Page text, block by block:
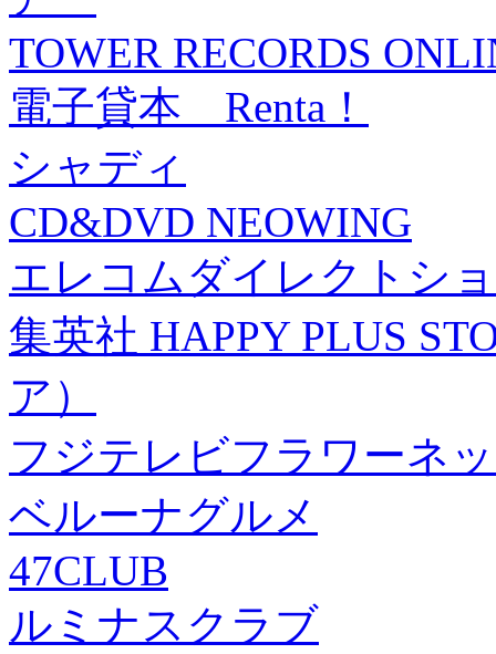
TOWER RECORDS
電子貸本 Renta！
シャディ
CD&DVD NEOWING
エレコムダイレクトシ
集英社 HAPPY PLUS
ア）
フジテレビフラワーネ
ベルーナグルメ
47CLUB
ルミナスクラブ